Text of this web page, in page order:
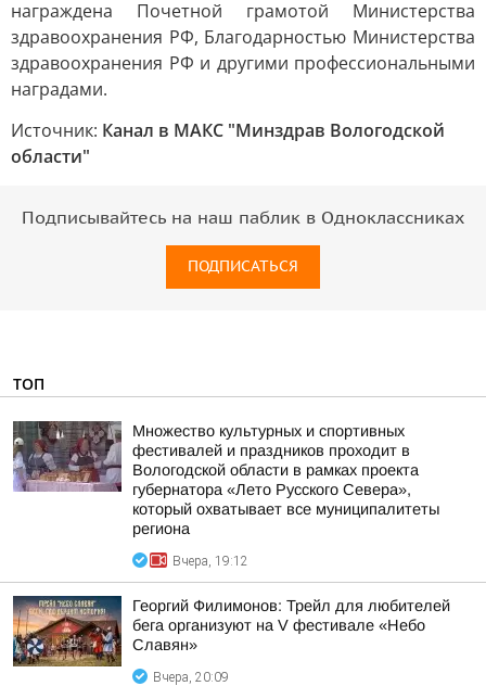
награждена Почетной грамотой Министерства
здравоохранения РФ, Благодарностью Министерства
здравоохранения РФ и другими профессиональными
наградами.
Источник: Канал в МАКС "Минздрав Вологодской
области"
Подписывайтесь на наш паблик в Одноклассниках
ПОДПИСАТЬСЯ
ТОП
Множество культурных и спортивных
фестивалей и праздников проходит в
Вологодской области в рамках проекта
губернатора «Лето Русского Севера»,
который охватывает все муниципалитеты
региона
Вчера, 19:12
Георгий Филимонов: Трейл для любителей
бега организуют на V фестивале «Небо
Славян»
Вчера, 20:09